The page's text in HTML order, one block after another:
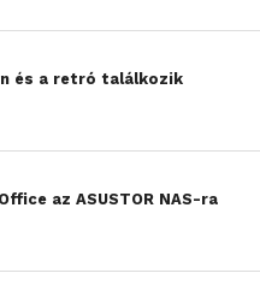
és a retró találkozik
az ASUSTOR NAS-ra